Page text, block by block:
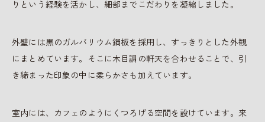
りという経験を活かし、細部までこだわりを凝縮しました。
外壁には黒のガルバリウム鋼板を採用し、すっきりとした外観
にまとめています。そこに木目調の軒天を合わせることで、引
き締まった印象の中に柔らかさも加えています。
室内には、カフェのようにくつろげる空間を設けています。来